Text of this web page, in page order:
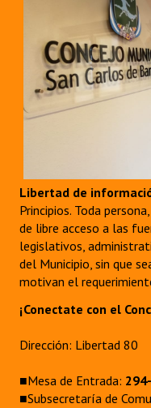
Libertad de
Principios. Toda
de libre acceso a las
legislativos,
del Municipio, sin que
motivan el
¡Conectate con el
Dirección: Libertad 80
■Mesa de Entrada:
■Subsecretaría de